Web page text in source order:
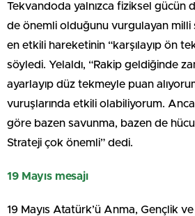
Tekvandoda yalnızca fiziksel gücün
de önemli olduğunu vurgulayan milli
en etkili hareketinin “karşılayıp ön
söyledi. Yelaldı, “Rakip geldiğinde
ayarlayıp düz tekmeyle puan
vuruşlarında etkili olabiliyorum.
göre bazen savunma, bazen de
Strateji çok önemli” dedi.
19 Mayıs mesajı
19 Mayıs Atatürk’ü Anma, Gençlik